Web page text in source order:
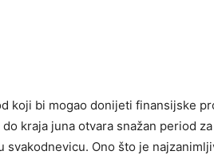
koji bi mogao donijeti finansijske
kraja juna otvara snažan period
svakodnevicu. Ono što je